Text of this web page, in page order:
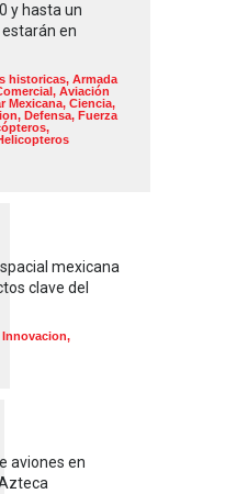
y hasta un
en
historicas, Armada
, Aviación
Mexicana, Ciencia,
, Defensa, Fuerza
,
mexicana
clave del
Innovacion,
aviones en